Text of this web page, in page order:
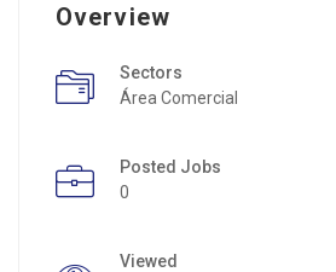
Overview
Sectors
Área Comercial
Posted Jobs
0
Viewed